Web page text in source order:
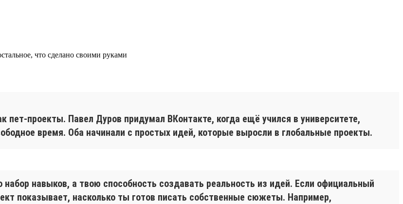
что сделано своими руками
проекты. Павел Дуров придумал ВКонтакте, когда ещё учился в университете,
время. Оба начинали с простых идей, которые выросли в глобальные проекты.
навыков, а твою способность создавать реальность из идей. Если официальный
показывает, насколько ты готов писать собственные сюжеты. Например,